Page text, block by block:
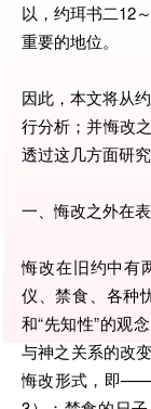
以，约珥书二12
重要的地位。
因此，本文将从
行分析；并悔改
透过这几方面研
一、悔改之外在
悔改在旧约中有
仪、禁食、各种
和“先知性”的观
与神之关系的改变
悔改形式，即——